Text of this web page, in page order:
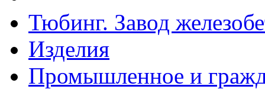
Тюбинг. Завод
Изделия
Промышленное и